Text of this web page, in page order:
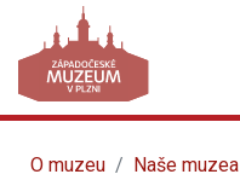
O muzeu Naše muzea